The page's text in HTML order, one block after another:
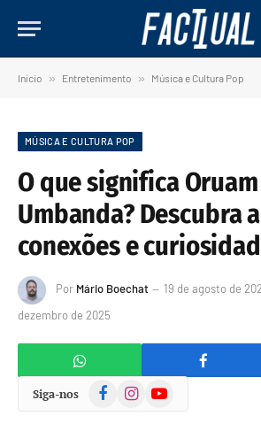
Início » Entretenimento » Música e Cultura Pop
MÚSICA E CULTURA POP
O que significa
Umbanda? Descubra
conexões e
Por Mário Boechat 19 de agosto de
dezembro de 2025
Siga-nos FacebookInstagramYouTube